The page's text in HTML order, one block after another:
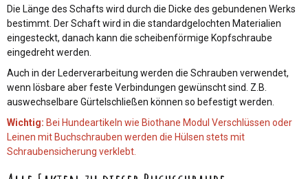
Die Länge des Schafts wird durch die Dicke des gebundenen Werks
bestimmt. Der Schaft wird in die standardgelochten Materialien
eingesteckt, danach kann die scheibenförmige Kopfschraube
eingedreht werden.
Auch in der Lederverarbeitung werden die Schrauben verwendet,
wenn lösbare aber feste Verbindungen gewünscht sind. Z.B.
auswechselbare Gürtelschließen können so befestigt werden.
Wichtig: Bei Hundeartikeln wie Biothane Modul Verschlüssen oder
Leinen mit Buchschrauben werden die Hülsen stets mit
Schraubensicherung verklebt.